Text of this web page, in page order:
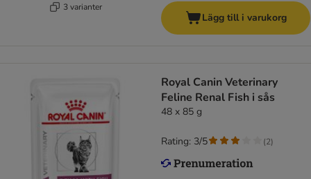
3 varianter
Lägg till i varukorg
Royal Canin Veterinary
Feline Renal Fish i sås
48 x 85 g
Rating: 3/5 (2)